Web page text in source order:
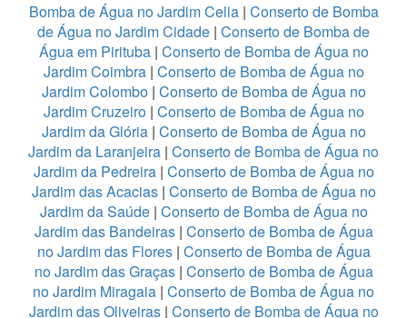
Bomba de Água no Jardim Celia| Conserto de Bomba
de Água no Jardim Cidade | Conserto de Bomba de
Água em Pirituba| Conserto de Bomba de Água no
Jardim Coimbra| Conserto de Bomba de Água no
Jardim Colombo| Conserto de Bomba de Água no
Jardim Cruzeiro| Conserto de Bomba de Água no
Jardim da Glória| Conserto de Bomba de Água no
Jardim da Laranjeira | Conserto de Bomba de Água no
Jardim da Pedreira| Conserto de Bomba de Água no
Jardim das Acacias| Conserto de Bomba de Água no
Jardim da Saúde| Conserto de Bomba de Água no
Jardim das Bandeiras| Conserto de Bomba de Água
no Jardim das Flores| Conserto de Bomba de Água
no Jardim das Graças| Conserto de Bomba de Água
no Jardim Miragaia | Conserto de Bomba de Água no
Jardim das Oliveiras| Conserto de Bomba de Água no